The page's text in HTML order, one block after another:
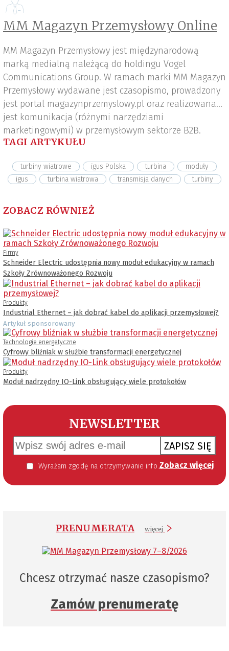
MM Magazyn Przemysłowy Online
MM Magazyn Przemysłowy jest międzynarodową
marką medialną należącą do holdingu Vogel
Communications Group. W ramach marki MM Magazyn
Przemysłowy wydawane jest czasopismo, prowadzony
jest portal magazynprzemyslowy.pl oraz realizowana
jest komunikacja (różnymi narzędziami
marketingowymi) w przemysłowym sektorze B2B.
TAGI ARTYKUŁU
turbiny wiatrowe igus Polska turbina
moduły
igus
turbina wiatrowa transmisja danych turbiny
ZOBACZ RÓWNIEŻ
Firmy
Schneider Electric udostępnia nowy moduł edukacyjny w ramach
Szkoły Zrównoważonego Rozwoju
Produkty
Industrial Ethernet – jak dobrać kabel do aplikacji przemysłowej?
Artykuł sponsorowany
Technologie energetyczne
Cyfrowy bliźniak w służbie transformacji energetycznej
Produkty
Moduł nadrzędny IO-Link obsługujący wiele protokołów
NEWSLETTER
ZAPISZ SIĘ
Wyrażam zgodę na otrzymywanie informacji handlowej kierowanej do mnie za pomocą środków komunikacji elektronicznej w szczególności poczty elektronicznej zgodnie z przepisem art. 10 ust 2 ustawy z dnia 18 lipca 2002 roku o świadczeniu usług drogą elektroniczną (Dz. U. 144 z 2002 r. poz. 1204). Zgoda jest dobrowolna, jednak jej wyrażenie jest konieczne, aby otrzymywać newsletter. Zobacz więcej
PRENUMERATA więcej
Chcesz otrzymać nasze czasopismo?
Zamów prenumeratę